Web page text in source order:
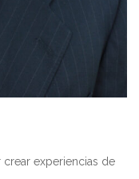
crear experiencias de